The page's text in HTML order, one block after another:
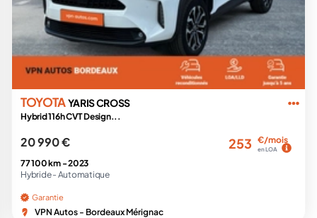
TOYOTAYARIS CROSS
Hybrid 116h CVT Design...
20 990 € 253 €/mois
en LOA
77 100 km -2023
Hybride - Automatique
Garantie
VPN Autos - Bordeaux Mérignac